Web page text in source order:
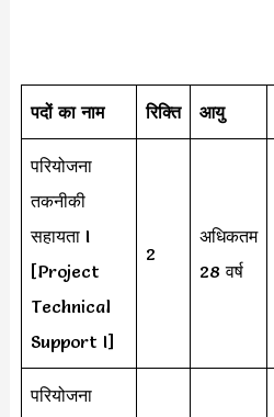
पदों का नाम रिक्ति आयु
परियोजना
तकनीकी
सहायता I
[Project
Technical
Support I]
2
अधिकतम
28 वर्ष
परियोजना